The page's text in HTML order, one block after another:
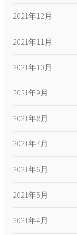
2021年12月
2021年11月
2021年10月
2021年9月
2021年8月
2021年7月
2021年6月
2021年5月
2021年4月